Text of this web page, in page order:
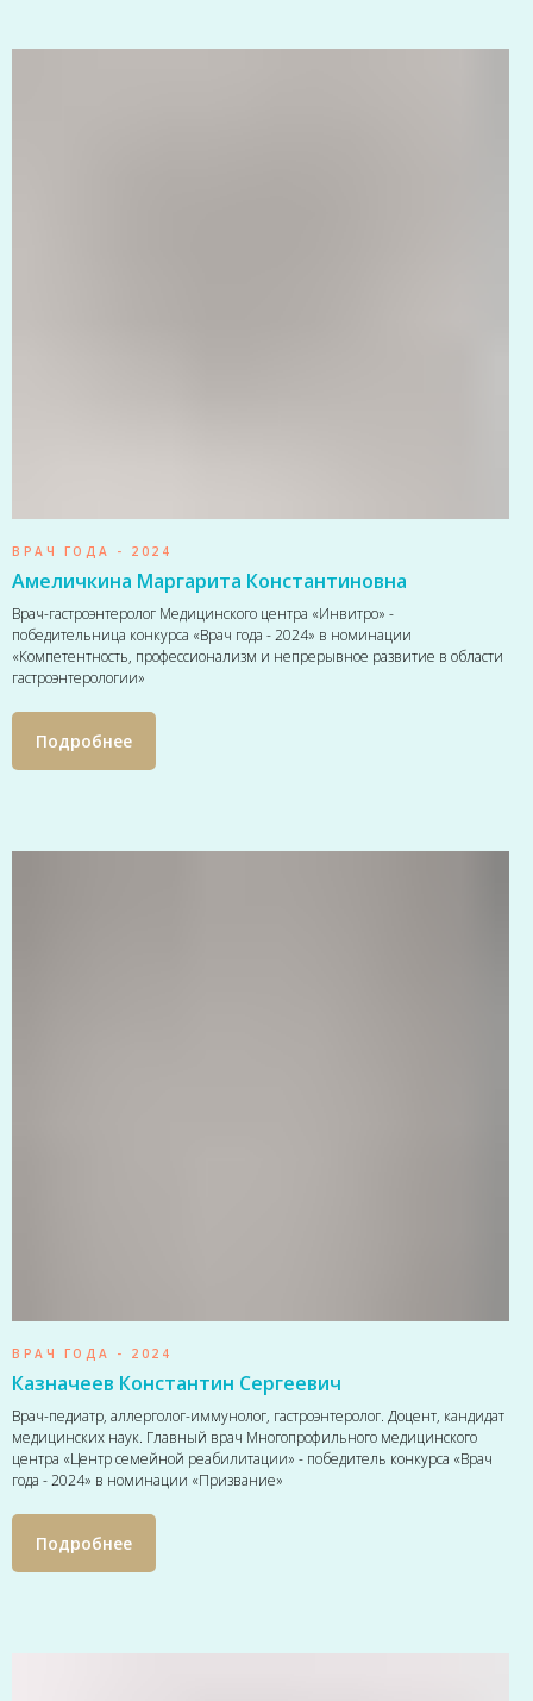
ВРАЧ ГОДА - 2024
Амеличкина Маргарита Константиновна
Врач-гастроэнтеролог Медицинского центра «Инвитро» -
победительница конкурса «Врач года - 2024» в номинации
«Компетентность, профессионализм и непрерывное развитие в области
гастроэнтерологии»
Подробнее
ВРАЧ ГОДА - 2024
Казначеев Константин Сергеевич
Врач-педиатр, аллерголог-иммунолог, гастроэнтеролог. Доцент, кандидат
медицинских наук. Главный врач Многопрофильного медицинского
центра «Центр семейной реабилитации» - победитель конкурса «Врач
года - 2024» в номинации «Призвание»
Подробнее